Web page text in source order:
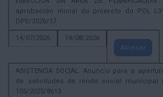
aprobación inicial do proxecto do POL
DPE/2026/17
14/07/2026
14/08/2026
Amosar
ASISTENCIA SOCIAL. Anuncio para a
de solicitudes de renda social municipal
105/2025/8613